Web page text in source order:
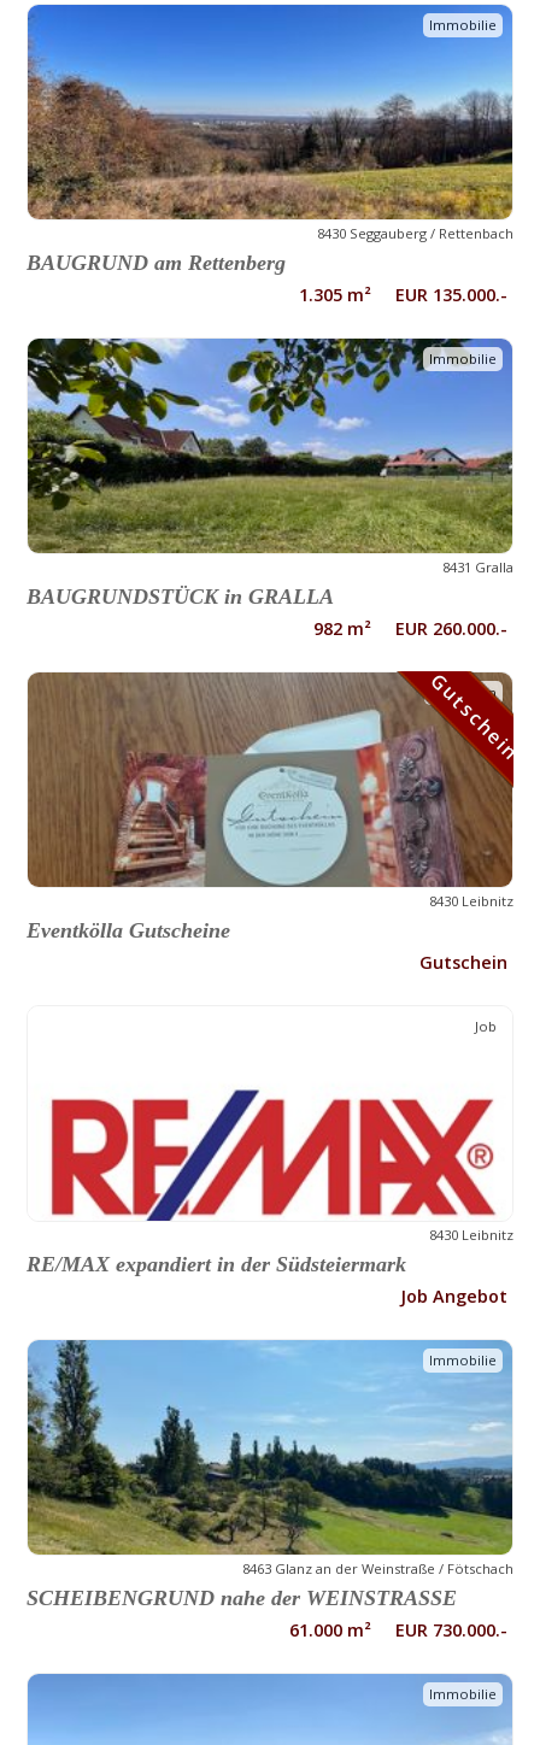
Immobilie
8430 Seggauberg / Rettenbach
BAUGRUND am Rettenberg
1.305 m² EUR 135.000.-
Immobilie
8431 Gralla
BAUGRUNDSTÜCK in GRALLA
982 m² EUR 260.000.-
Gutschein
8430 Leibnitz
Eventkölla Gutscheine
Gutschein
Gutschein
Job
8430 Leibnitz
RE/MAX expandiert in der Südsteiermark
Job Angebot
Immobilie
8463 Glanz an der Weinstraße / Fötschach
SCHEIBENGRUND nahe der WEINSTRASSE
61.000 m² EUR 730.000.-
Immobilie